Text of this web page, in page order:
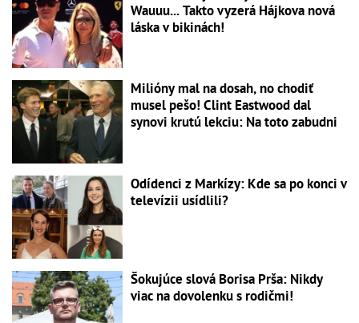
Wauuu... Takto vyzerá Hájkova nová
láska v bikinách!
Milióny mal na dosah, no chodiť
musel pešo! Clint Eastwood dal
synovi krutú lekciu: Na toto zabudni
Odídenci z Markízy: Kde sa po konci v
televízii usídlili?
Šokujúce slová Borisa Prša: Nikdy
viac na dovolenku s rodičmi!